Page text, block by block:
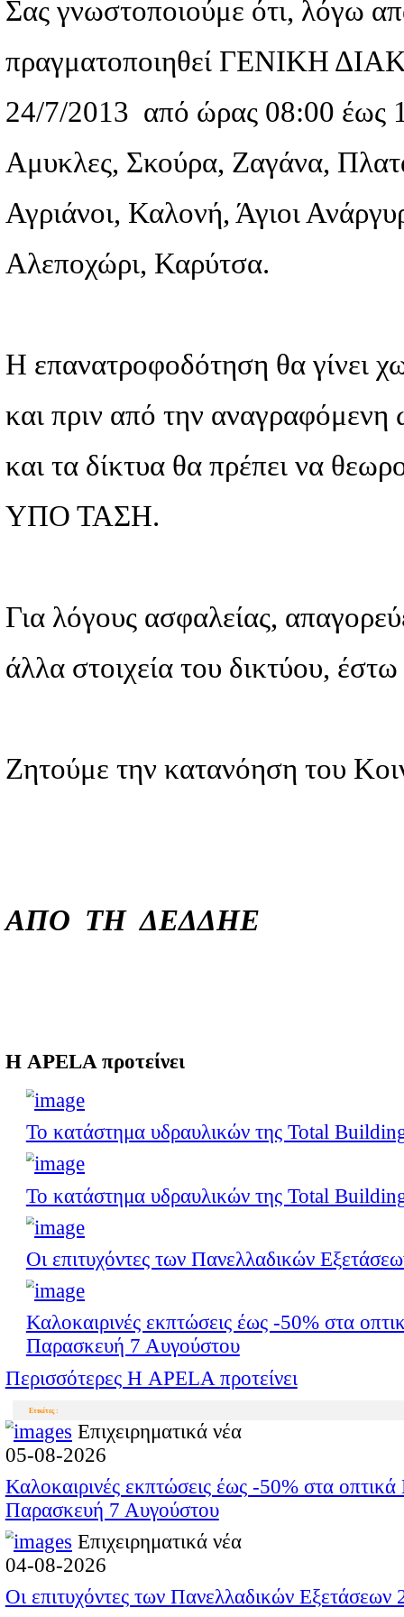
Επιχειρηματικά νέα
Την Τετάρτη 24
Μοιράσου το άρθρο:
Facebook
Σας γνωστοποιούμε ότι,
ΔΙΑΚΟΠΗ ΡΕΥΜΑΤΟΣ
Ανάργυροι, Καλιθέα,
Η επανατροφοδότηση θα
ΣΥΝΕΧΕΙΑ ΥΠΟ ΤΑΣΗ.
ΑΠΟ ΤΗ ΔΕΔΔΗΕ
Σας
24/7/2013 από
Aμυκλες,
Αγριάνοι,